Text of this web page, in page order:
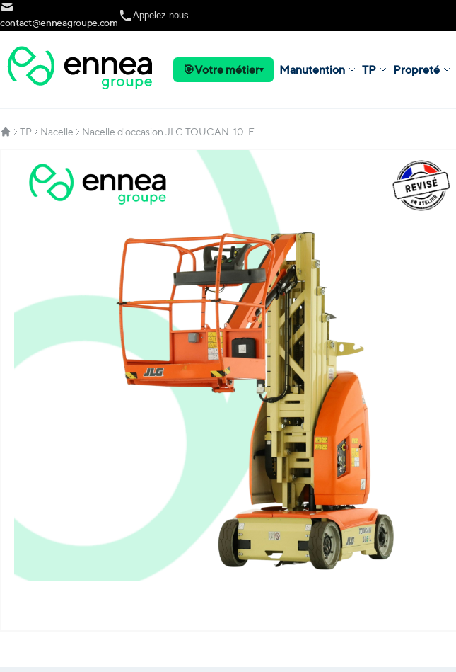
Allez au contenu
contact@enneagroupe.com
Appelez-nous
Manutention TP Propreté
🎯Votre métier▾
TP Nacelle Nacelle d'occasion JLG TOUCAN-10-E